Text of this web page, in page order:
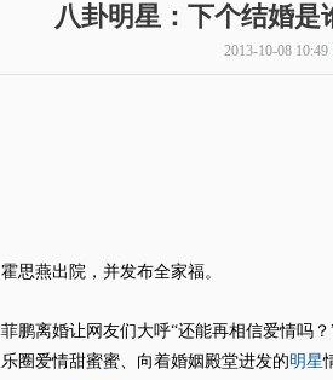
八卦明星：下个结婚
2013-10-08 10:49
霍思燕出院，并发布全家福。
菲鹏离婚让网友们大呼“还能再相信爱情吗
乐圈爱情甜蜜蜜、向着婚姻殿堂进发的明星